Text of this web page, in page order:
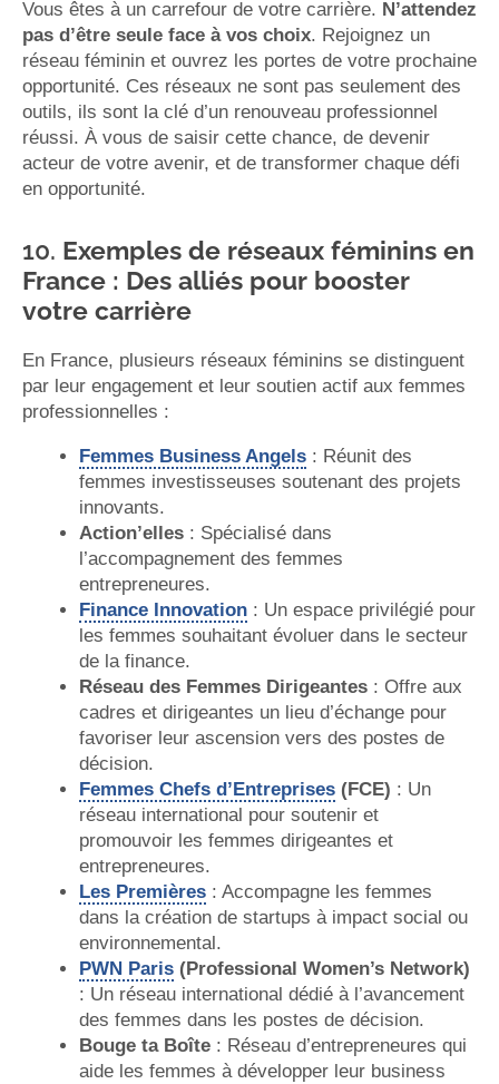
Vous êtes à un carrefour de votre carrière. N’attendez
pas d’être seule face à vos choix. Rejoignez un
réseau féminin et ouvrez les portes de votre prochaine
opportunité. Ces réseaux ne sont pas seulement des
outils, ils sont la clé d’un renouveau professionnel
réussi. À vous de saisir cette chance, de devenir
acteur de votre avenir, et de transformer chaque défi
en opportunité.
10. Exemples de réseaux féminins en
France : Des alliés pour booster
votre carrière
En France, plusieurs réseaux féminins se distinguent
par leur engagement et leur soutien actif aux femmes
professionnelles :
Femmes Business Angels : Réunit des
femmes investisseuses soutenant des projets
innovants.
Action’elles : Spécialisé dans
l’accompagnement des femmes
entrepreneures.
Finance Innovation : Un espace privilégié pour
les femmes souhaitant évoluer dans le secteur
de la finance.
Réseau des Femmes Dirigeantes : Offre aux
cadres et dirigeantes un lieu d’échange pour
favoriser leur ascension vers des postes de
décision.
Femmes Chefs d’Entreprises (FCE) : Un
réseau international pour soutenir et
promouvoir les femmes dirigeantes et
entrepreneures.
Les Premières : Accompagne les femmes
dans la création de startups à impact social ou
environnemental.
PWN Paris (Professional Women’s Network)
: Un réseau international dédié à l’avancement
des femmes dans les postes de décision.
Bouge ta Boîte : Réseau d’entrepreneures qui
aide les femmes à développer leur business